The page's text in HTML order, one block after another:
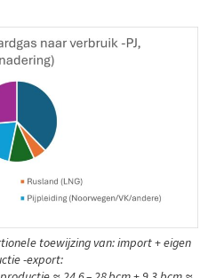
toewijzing van: import + eigen
-export: